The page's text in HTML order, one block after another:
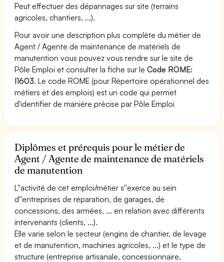
Peut effectuer des dépannages sur site (terrains
agricoles, chantiers, ...).
Pour avoir une description plus complète du métier de
Agent / Agente de maintenance de matériels de
manutention vous pouvez vous rendre sur le site de
Pôle Emploi et consulter la fiche sur leCode ROME:
I1603. Le code ROME (pour Répertoire opérationnel des
métiers et des emplois) est un code qui permet
d'identifier de manière précise par Pôle Emploi
Diplômes et prérequis pour le métier de
Agent / Agente de maintenance de matériels
de manutention
L''activité de cet emploi/métier s''exerce au sein
d''entreprises de réparation, de garages, de
concessions, des armées, ... en relation avec différents
intervenants (clients, ...).
Elle varie selon le secteur (engins de chantier, de levage
et de manutention, machines agricoles, ...) et le type de
structure (entreprise artisanale, concessionnaire,